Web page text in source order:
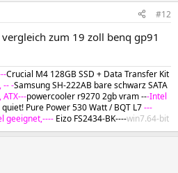
#12
zum 19 zoll benq gp91
Crucial M4 128GB SSD + Data Transfer Kit
-- -Samsung SH-222AB bare schwarz SATA
ATX---powercooler r9270 2gb vram ---Intel
quiet! Pure Power 530 Watt / BQT L7---
geeignet,---- Eizo FS2434-BK----win7.64-bit